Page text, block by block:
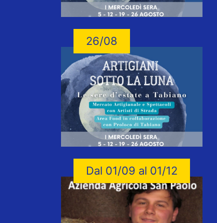
26/08
Dal 01/09 al 01/12